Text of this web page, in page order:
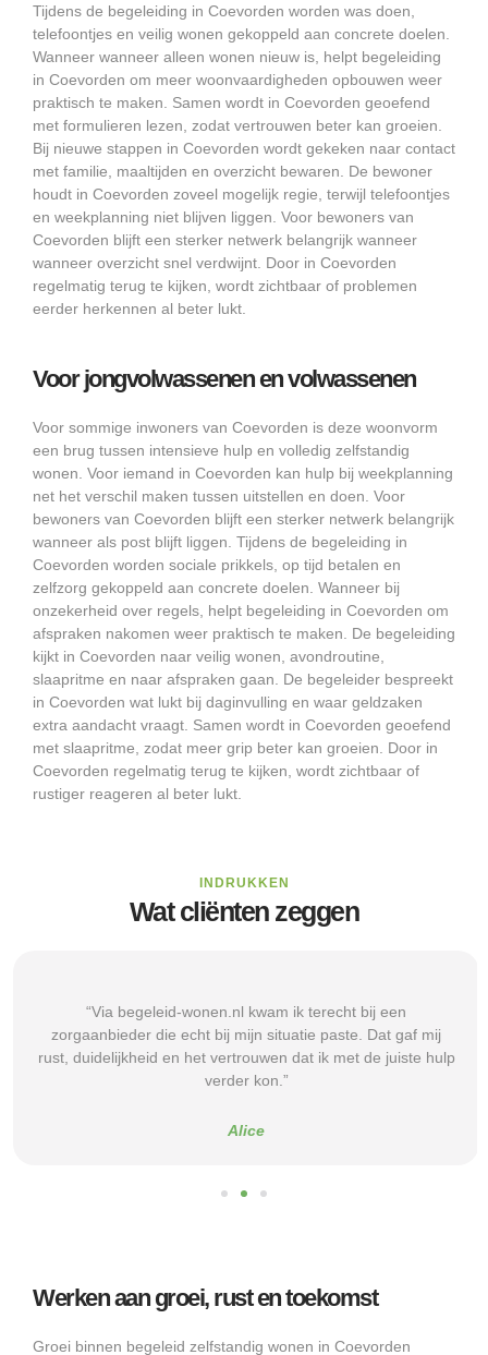
Tijdens de begeleiding in Coevorden worden was doen,
telefoontjes en veilig wonen gekoppeld aan concrete doelen.
Wanneer wanneer alleen wonen nieuw is, helpt begeleiding
in Coevorden om meer woonvaardigheden opbouwen weer
praktisch te maken. Samen wordt in Coevorden geoefend
met formulieren lezen, zodat vertrouwen beter kan groeien.
Bij nieuwe stappen in Coevorden wordt gekeken naar contact
met familie, maaltijden en overzicht bewaren. De bewoner
houdt in Coevorden zoveel mogelijk regie, terwijl telefoontjes
en weekplanning niet blijven liggen. Voor bewoners van
Coevorden blijft een sterker netwerk belangrijk wanneer
wanneer overzicht snel verdwijnt. Door in Coevorden
regelmatig terug te kijken, wordt zichtbaar of problemen
eerder herkennen al beter lukt.
Voor jongvolwassenen en volwassenen
Voor sommige inwoners van Coevorden is deze woonvorm
een brug tussen intensieve hulp en volledig zelfstandig
wonen. Voor iemand in Coevorden kan hulp bij weekplanning
net het verschil maken tussen uitstellen en doen. Voor
bewoners van Coevorden blijft een sterker netwerk belangrijk
wanneer als post blijft liggen. Tijdens de begeleiding in
Coevorden worden sociale prikkels, op tijd betalen en
zelfzorg gekoppeld aan concrete doelen. Wanneer bij
onzekerheid over regels, helpt begeleiding in Coevorden om
afspraken nakomen weer praktisch te maken. De begeleiding
kijkt in Coevorden naar veilig wonen, avondroutine,
slaapritme en naar afspraken gaan. De begeleider bespreekt
in Coevorden wat lukt bij daginvulling en waar geldzaken
extra aandacht vraagt. Samen wordt in Coevorden geoefend
met slaapritme, zodat meer grip beter kan groeien. Door in
Coevorden regelmatig terug te kijken, wordt zichtbaar of
rustiger reageren al beter lukt.
INDRUKKEN
Wat cliënten zeggen
“Via begeleid-wonen.nl kwam ik terecht bij een
zorgaanbieder die echt bij mijn situatie paste. Dat gaf mij
rust, duidelijkheid en het vertrouwen dat ik met de juiste hulp
verder kon.”
Alice
Werken aan groei, rust en toekomst
Groei binnen begeleid zelfstandig wonen in Coevorden